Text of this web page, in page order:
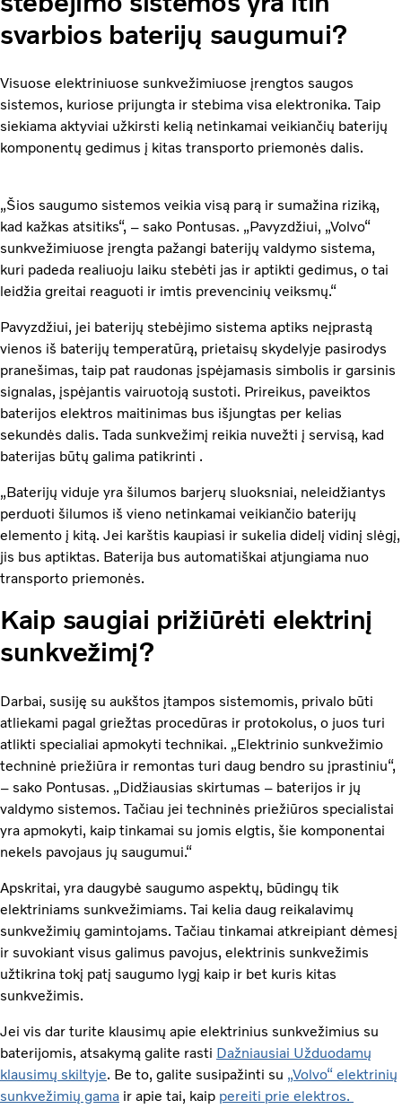
svarbios baterijų saugumui?
Visuose elektriniuose sunkvežimiuose įrengtos saugos
sistemos, kuriose prijungta ir stebima visa elektronika. Taip
siekiama aktyviai užkirsti kelią netinkamai veikiančių baterijų
komponentų gedimus į kitas transporto priemonės dalis.
„Šios saugumo sistemos veikia visą parą ir sumažina riziką,
kad kažkas atsitiks“, – sako Pontusas. „Pavyzdžiui, „Volvo“
sunkvežimiuose įrengta pažangi baterijų valdymo sistema,
kuri padeda realiuoju laiku stebėti jas ir aptikti gedimus, o tai
leidžia greitai reaguoti ir imtis prevencinių veiksmų.“
Pavyzdžiui, jei baterijų stebėjimo sistema aptiks neįprastą
vienos iš baterijų temperatūrą, prietaisų skydelyje pasirodys
pranešimas, taip pat raudonas įspėjamasis simbolis ir garsinis
signalas, įspėjantis vairuotoją sustoti. Prireikus, paveiktos
baterijos elektros maitinimas bus išjungtas per kelias
sekundės dalis. Tada sunkvežimį reikia nuvežti į servisą, kad
baterijas būtų galima patikrinti .
„Baterijų viduje yra šilumos barjerų sluoksniai, neleidžiantys
perduoti šilumos iš vieno netinkamai veikiančio baterijų
elemento į kitą. Jei karštis kaupiasi ir sukelia didelį vidinį slėgį,
jis bus aptiktas. Baterija bus automatiškai atjungiama nuo
transporto priemonės.
Kaip saugiai prižiūrėti elektrinį
sunkvežimį?
Darbai, susiję su aukštos įtampos sistemomis, privalo būti
atliekami pagal griežtas procedūras ir protokolus, o juos turi
atlikti specialiai apmokyti technikai. „Elektrinio sunkvežimio
techninė priežiūra ir remontas turi daug bendro su įprastiniu“,
– sako Pontusas. „Didžiausias skirtumas – baterijos ir jų
valdymo sistemos. Tačiau jei techninės priežiūros specialistai
yra apmokyti, kaip tinkamai su jomis elgtis, šie komponentai
nekels pavojaus jų saugumui.“
Apskritai, yra daugybė saugumo aspektų, būdingų tik
elektriniams sunkvežimiams. Tai kelia daug reikalavimų
sunkvežimių gamintojams. Tačiau tinkamai atkreipiant dėmesį
ir suvokiant visus galimus pavojus, elektrinis sunkvežimis
užtikrina tokį patį saugumo lygį kaip ir bet kuris kitas
sunkvežimis.
Jei vis dar turite klausimų apie elektrinius sunkvežimius su
baterijomis, atsakymą galite rasti Dažniausiai Užduodamų
klausimų skiltyje. Be to, galite susipažinti su „Volvo“ elektrinių
sunkvežimių gama ir apie tai, kaip pereiti prie elektros.